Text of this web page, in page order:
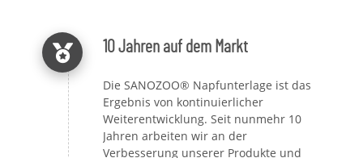
10 Jahren auf dem Markt
Die SANOZOO® Napfunterlage ist das
Ergebnis von kontinuierlicher
Weiterentwicklung. Seit nunmehr 10
Jahren arbeiten wir an der
Verbesserung unserer Produkte und